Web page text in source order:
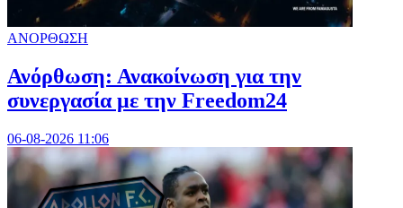
ΑΝΟΡΘΩΣΗ
Ανόρθωση: Ανακοίνωση για την
συνεργασία με την Freedom24
06-08-2026 11:06